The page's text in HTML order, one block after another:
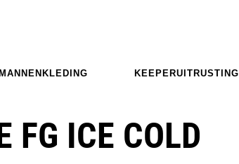
KEEPERUITRUSTING
FG ICE COLD